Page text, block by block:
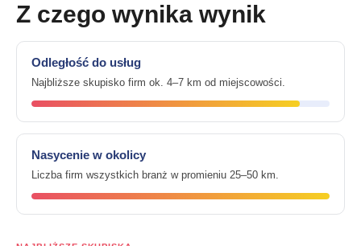
Z czego wynika wynik
Odległość do usług
Najbliższe skupisko firm ok. 4–7 km od miejscowości.
Nasycenie w okolicy
Liczba firm wszystkich branż w promieniu 25–50 km.